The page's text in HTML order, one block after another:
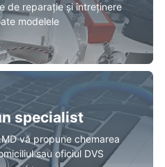
de reparație și întreținere
modelele
specialist
vă propune chemarea
sau oficiul DVS